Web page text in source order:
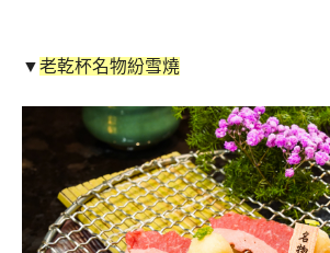
▼老乾杯名物紛雪燒